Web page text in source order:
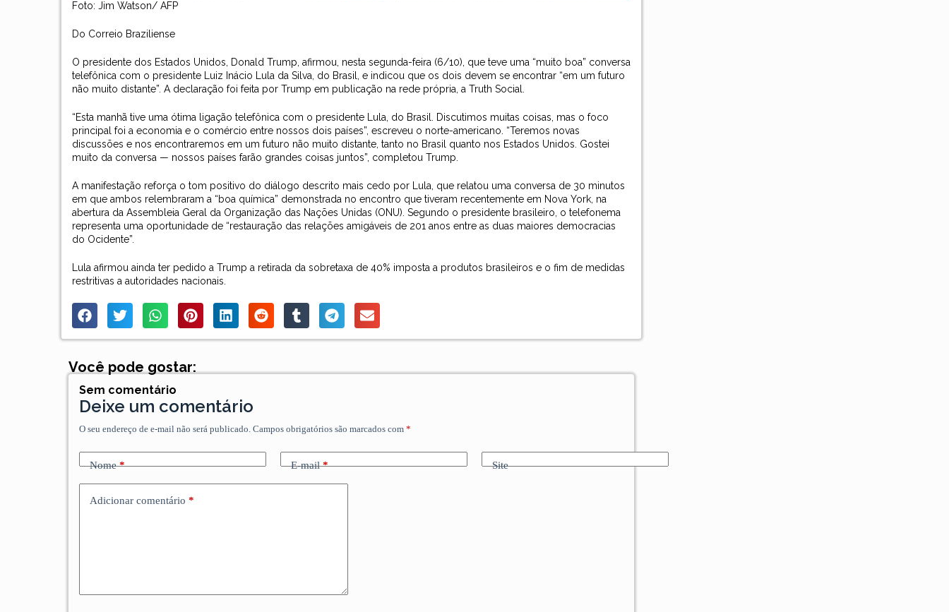
Foto: Jim Watson/ AFP
Do Correio Braziliense
O presidente dos Estados Unidos, Donald Trump, afirmou, nesta segunda-feira (6/10), que teve uma “muito boa” conversa
telefônica com o presidente Luiz Inácio Lula da Silva, do Brasil, e indicou que os dois devem se encontrar “em um futuro
não muito distante”. A declaração foi feita por Trump em publicação na rede própria, a Truth Social.
“Esta manhã tive uma ótima ligação telefônica com o presidente Lula, do Brasil. Discutimos muitas coisas, mas o foco
principal foi a economia e o comércio entre nossos dois países”, escreveu o norte-americano. “Teremos novas
discussões e nos encontraremos em um futuro não muito distante, tanto no Brasil quanto nos Estados Unidos. Gostei
muito da conversa — nossos países farão grandes coisas juntos”, completou Trump.
A manifestação reforça o tom positivo do diálogo descrito mais cedo por Lula, que relatou uma conversa de 30 minutos
em que ambos relembraram a “boa química” demonstrada no encontro que tiveram recentemente em Nova York, na
abertura da Assembleia Geral da Organização das Nações Unidas (ONU). Segundo o presidente brasileiro, o telefonema
representa uma oportunidade de “restauração das relações amigáveis de 201 anos entre as duas maiores democracias
do Ocidente”.
Lula afirmou ainda ter pedido a Trump a retirada da sobretaxa de 40% imposta a produtos brasileiros e o fim de medidas
restritivas a autoridades nacionais.
Você pode gostar:
Sem comentário
Deixe um comentário
O seu endereço de e-mail não será publicado. Campos obrigatórios são marcados com*
Nome* E-mail* Site
Adicionar comentário *